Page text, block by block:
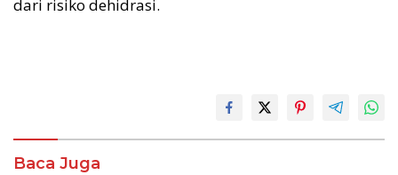
dari risiko dehidrasi.
Baca Juga